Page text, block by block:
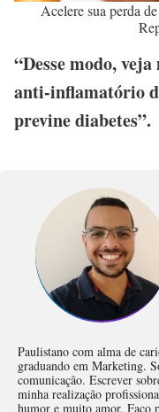
Acelere sua perda
“Desse modo,
anti-inflamatório
previne diabetes”.
Paulistano com alma de
graduando em Marketing.
comunicação. Escrever
minha realização
humor e muito amor. Faço